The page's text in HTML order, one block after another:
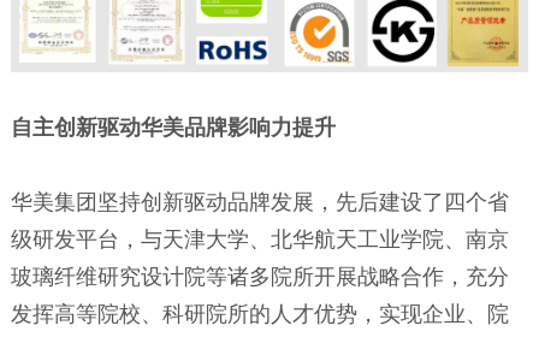
自主创新驱动华美品牌影响力提升
华美集团坚持创新驱动品牌发展，先后建设了四个省
级研发平台，与天津大学、北华航天工业学院、南京
玻璃纤维研究设计院等诸多院所开展战略合作，充分
发挥高等院校、科研院所的人才优势，实现企业、院